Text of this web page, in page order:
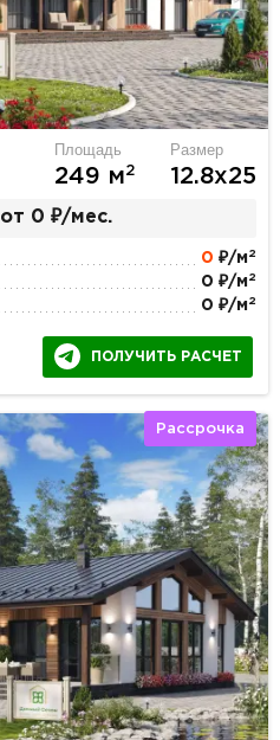
Площадь
249 м2
Размер
12.8х25
от 0 ₽/мес.
0 ₽/м 2
0 ₽/м 2
0 ₽/м 2
ПОЛУЧИТЬ РАСЧЕТ
Рассрочка